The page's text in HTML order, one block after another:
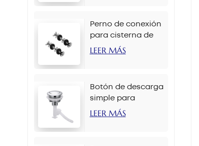
Perno de conexión
para cisterna de
inodoro M6 x 90
LEER MÁS
Botón de descarga
simple para
inodoro de 38 mm
LEER MÁS